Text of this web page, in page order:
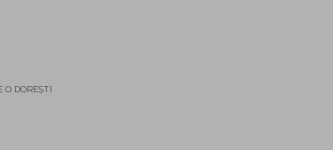
O DOREȘTI